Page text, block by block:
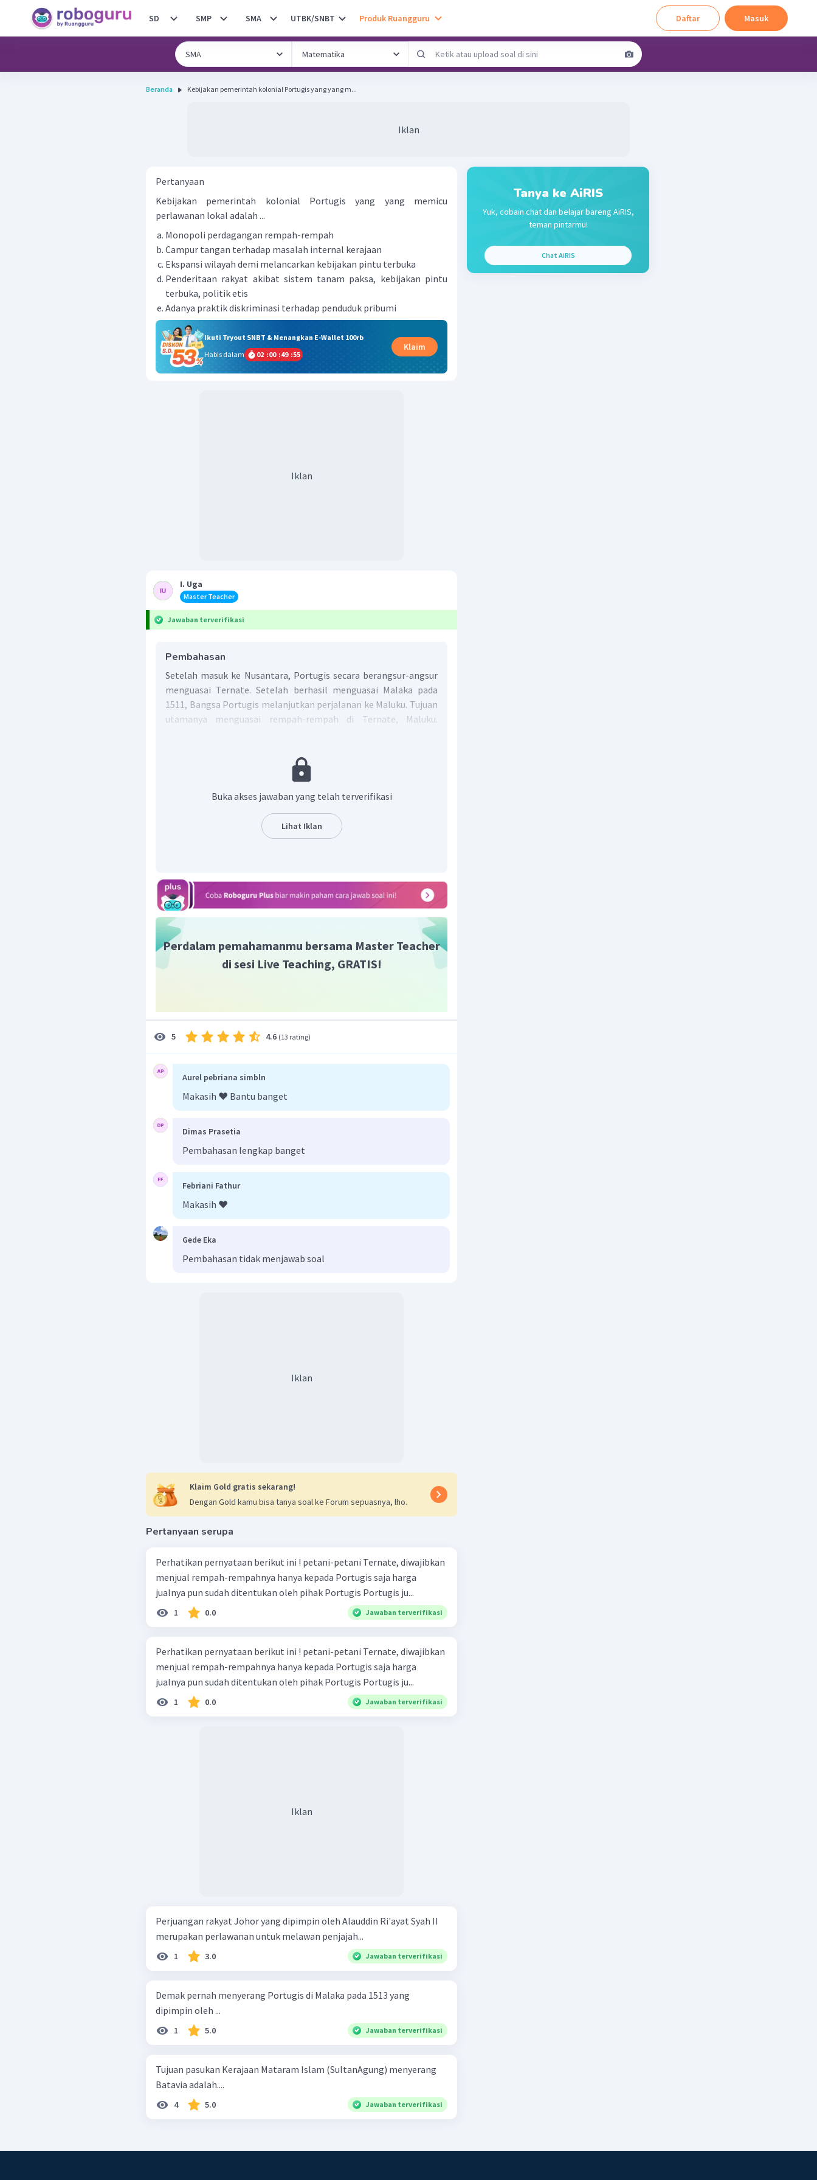
SD SMP SMA UTBK/SNBT Produk Ruangguru Daftar Masuk
Beranda Kebijakan pemerintah kolonial Portugis yang yang m...
Iklan
Pertanyaan
Kebijakan pemerintah kolonial Portugis yang yang memicu
perlawanan lokal adalah ...
Monopoli perdagangan rempah-rempah
Campur tangan terhadap masalah internal kerajaan
Ekspansi wilayah demi melancarkan kebijakan pintu terbuka
Penderitaan rakyat akibat sistem tanam paksa, kebijakan pintu
terbuka, politik etis
Adanya praktik diskriminasi terhadap penduduk pribumi
Ikuti Tryout SNBT & Menangkan E-Wallet 100rb
Habis dalam
02 :00 :49 :54
Klaim
Iklan
I. Uga
Master Teacher
Jawaban terverifikasi
Pembahasan
Setelah masuk ke Nusantara, Portugis secara berangsur-angsur
menguasai Ternate. Setelah berhasil menguasai Malaka pada
1511, Bangsa Portugis melanjutkan perjalanan ke Maluku. Tujuan
utamanya menguasai rempah-rempah di Ternate, Maluku.
mendirikan benteng dan hak monopoli perdagangan cengkeh.
Keserakahan Portugis dan ketentuan harga cengkeh yang terlalu
rendah membuat rakyat Ternate atau Maluku sengsara.
Akibatnya, Portugis harus memindahkan kegiatan dagang
mereka ke Nusa Tenggara. Di samping itu, Portugis berusaha
(gospel) dengan cara paksa sehingga bertentangan dengan
ajaran yang mereka anut, yaitu agama Islam.
Jadi, jawaban yang tepat adalah A.
Buka akses jawaban yang telah terverifikasi
Lihat Iklan
Perdalam pemahamanmu bersama Master Teacher
di sesi Live Teaching, GRATIS!
5 4.6 (13 rating)
Aurel pebriana simbln
Makasih ❤️ Bantu banget
Dimas Prasetia
Pembahasan lengkap banget
Febriani Fathur
Makasih ❤️
Gede Eka
Pembahasan tidak menjawab soal
Iklan
Klaim Gold gratis sekarang!
Dengan Gold kamu bisa tanya soal ke Forum sepuasnya, lho.
Pertanyaan serupa
Perhatikan pernyataan berikut ini ! petani-petani Ternate, diwajibkan
menjual rempah-rempahnya hanya kepada Portugis saja harga
jualnya pun sudah ditentukan oleh pihak Portugis Portugis ju...
1 0.0 Jawaban terverifikasi
Perhatikan pernyataan berikut ini ! petani-petani Ternate, diwajibkan
menjual rempah-rempahnya hanya kepada Portugis saja harga
jualnya pun sudah ditentukan oleh pihak Portugis Portugis ju...
1 0.0 Jawaban terverifikasi
Iklan
Perjuangan rakyat Johor yang dipimpin oleh Alauddin Ri'ayat Syah II
merupakan perlawanan untuk melawan penjajah...
1 3.0 Jawaban terverifikasi
Demak pernah menyerang Portugis di Malaka pada 1513 yang
dipimpin oleh ...
1 5.0 Jawaban terverifikasi
Tujuan pasukan Kerajaan Mataram Islam (SultanAgung) menyerang
Batavia adalah....
4 5.0 Jawaban terverifikasi
Tanya ke AiRIS
Yuk, cobain chat dan belajar bareng AiRIS,
teman pintarmu!
Chat AiRIS